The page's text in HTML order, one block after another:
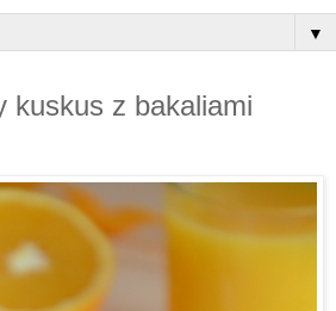
▼
kuskus z bakaliami